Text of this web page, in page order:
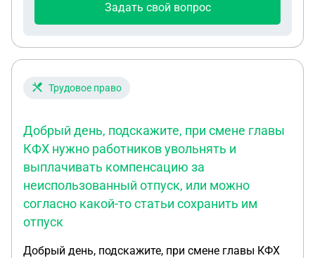
Задать свой вопрос
Трудовое право
Добрый день, подскажите, при смене главы
КФХ нужно работников увольнять и
выплачивать компенсацию за
неиспользованный отпуск, или можно
согласно какой-то статьи сохранить им
отпуск
Добрый день, подскажите, при смене главы КФХ